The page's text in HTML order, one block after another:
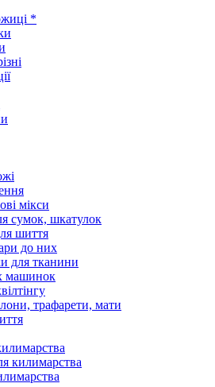
*
мікси
сумок, шкатулок
шиття
до них
для тканини
машинок
трафарети, мати
килимарства